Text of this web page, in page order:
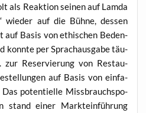
als Reak­ti­on sei­nen auf Lam­da
wie­der auf die Büh­ne, des­sen
auf Basis von ethi­schen Beden­
konn­te per Sprach­aus­ga­be täu­
zur Reser­vie­rung von Restau­
auf Basis von ein­fa­
Das poten­ti­el­le Miss­brauchs­po­
stand einer Markt­ein­füh­rung